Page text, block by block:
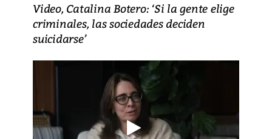
Video, Catalina Botero: ‘Si la gente elige
criminales, las sociedades deciden
suicidarse’